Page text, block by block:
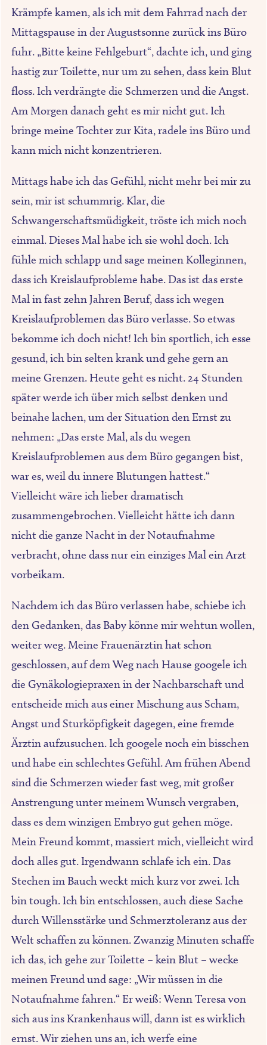
Krämpfe kamen, als ich mit dem Fahrrad nach der
Mittagspause in der Augustsonne zurück ins Büro
fuhr. „Bitte keine Fehlgeburt“, dachte ich, und ging
hastig zur Toilette, nur um zu sehen, dass kein Blut
floss. Ich verdrängte die Schmerzen und die Angst.
Am Morgen danach geht es mir nicht gut. Ich
bringe meine Tochter zur Kita, radele ins Büro und
kann mich nicht konzentrieren.
Mittags habe ich das Gefühl, nicht mehr bei mir zu
sein, mir ist schummrig. Klar, die
Schwangerschaftsmüdigkeit, tröste ich mich noch
einmal. Dieses Mal habe ich sie wohl doch. Ich
fühle mich schlapp und sage meinen Kolleginnen,
dass ich Kreislaufprobleme habe. Das ist das erste
Mal in fast zehn Jahren Beruf, dass ich wegen
Kreislaufproblemen das Büro verlasse. So etwas
bekomme ich doch nicht! Ich bin sportlich, ich esse
gesund, ich bin selten krank und gehe gern an
meine Grenzen. Heute geht es nicht. 24 Stunden
später werde ich über mich selbst denken und
beinahe lachen, um der Situation den Ernst zu
nehmen: „Das erste Mal, als du wegen
Kreislaufproblemen aus dem Büro gegangen bist,
war es, weil du innere Blutungen hattest.“
Vielleicht wäre ich lieber dramatisch
zusammengebrochen. Vielleicht hätte ich dann
nicht die ganze Nacht in der Notaufnahme
verbracht, ohne dass nur ein einziges Mal ein Arzt
vorbeikam.
Nachdem ich das Büro verlassen habe, schiebe ich
den Gedanken, das Baby könne mir wehtun wollen,
weiter weg. Meine Frauenärztin hat schon
geschlossen, auf dem Weg nach Hause googele ich
die Gynäkologiepraxen in der Nachbarschaft und
entscheide mich aus einer Mischung aus Scham,
Angst und Sturköpfigkeit dagegen, eine fremde
Ärztin aufzusuchen. Ich googele noch ein bisschen
und habe ein schlechtes Gefühl. Am frühen Abend
sind die Schmerzen wieder fast weg, mit großer
Anstrengung unter meinem Wunsch vergraben,
dass es dem winzigen Embryo gut gehen möge.
Mein Freund kommt, massiert mich, vielleicht wird
doch alles gut. Irgendwann schlafe ich ein. Das
Stechen im Bauch weckt mich kurz vor zwei. Ich
bin tough. Ich bin entschlossen, auch diese Sache
durch Willensstärke und Schmerztoleranz aus der
Welt schaffen zu können. Zwanzig Minuten schaffe
ich das, ich gehe zur Toilette – kein Blut – wecke
meinen Freund und sage: „Wir müssen in die
Notaufnahme fahren.“ Er weiß: Wenn Teresa von
sich aus ins Krankenhaus will, dann ist es wirklich
ernst. Wir ziehen uns an, ich werfe eine